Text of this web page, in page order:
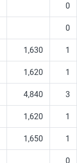
0
0
1,630 1
1,620 1
4,840 3
1,620 1
1,650 1
0